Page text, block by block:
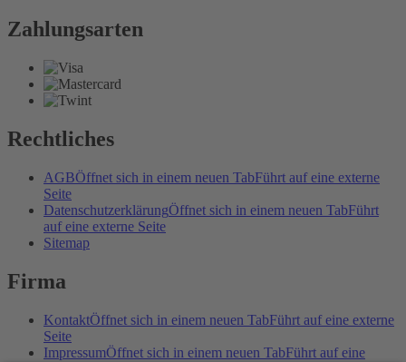
Zahlungsarten
Rechtliches
AGBÖffnet sich in einem neuen TabFührt auf eine externe
Seite
DatenschutzerklärungÖffnet sich in einem neuen TabFührt
auf eine externe Seite
Sitemap
Firma
KontaktÖffnet sich in einem neuen TabFührt auf eine externe
Seite
ImpressumÖffnet sich in einem neuen TabFührt auf eine